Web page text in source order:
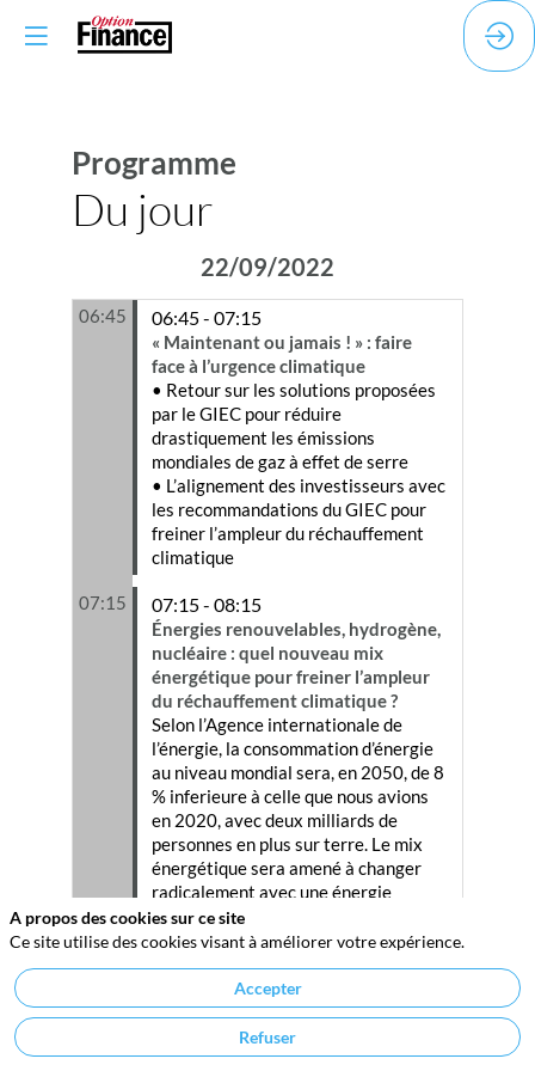
Programme
Du jour
22/09/2022
06:45 06:45 - 07:15
« Maintenant ou jamais ! » : faire
face à l’urgence climatique
• Retour sur les solutions proposées
par le GIEC pour réduire
drastiquement les émissions
mondiales de gaz à effet de serre
• L’alignement des investisseurs avec
les recommandations du GIEC pour
freiner l’ampleur du réchauffement
climatique
07:15 07:15 - 08:15
Énergies renouvelables, hydrogène,
nucléaire : quel nouveau mix
énergétique pour freiner l’ampleur
du réchauffement climatique ?
Selon l’Agence internationale de
l’énergie, la consommation d’énergie
au niveau mondial sera, en 2050, de 8
% inferieure à celle que nous avions
en 2020, avec deux milliards de
personnes en plus sur terre. Le mix
énergétique sera amené à changer
radicalement avec une énergie
produite aux 2/3 par les énergies
renouvelables, les énergies fossiles
quant à elles ne représenteraient
plus que 20 % contre 80 %
aujourd’hui.
• Quelle complémentarité entre
A propos des cookies sur ce site
Ce site utilise des cookies visant à améliorer votre expérience.
Accepter
Refuser